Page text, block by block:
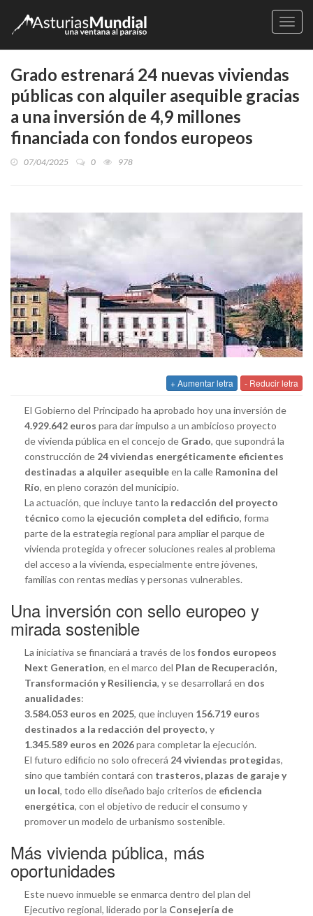
Grado estrenará 24 nuevas viviendas
públicas con alquiler asequible gracias
a una inversión de 4,9 millones
financiada con fondos europeos
07/04/2025 0 978
+ Aumentar letra - Reducir letra
El Gobierno del Principado ha aprobado hoy una inversión de
4.929.642 euros para dar impulso a un ambicioso proyecto
de vivienda pública en el concejo de Grado, que supondrá la
construcción de 24 viviendas energéticamente eficientes
destinadas a alquiler asequibleen la calle Ramonina del
Río, en pleno corazón del municipio.
La actuación, que incluye tanto la redacción del proyecto
técnico como la ejecución completa del edificio, forma
parte de la estrategia regional para ampliar el parque de
vivienda protegida y ofrecer soluciones reales al problema
del acceso a la vivienda, especialmente entre jóvenes,
familias con rentas medias y personas vulnerables.
Una inversión con sello europeo y
mirada sostenible
La iniciativa se financiará a través de los fondos europeos
Next Generation, en el marco del Plan de Recuperación,
Transformación y Resiliencia, y se desarrollará en dos
anualidades:
3.584.053 euros en 2025, que incluyen 156.719 euros
destinados a la redacción del proyecto, y
1.345.589 euros en 2026para completar la ejecución.
El futuro edificio no solo ofrecerá 24 viviendas protegidas,
sino que también contará con trasteros, plazas de garaje y
un local, todo ello diseñado bajo criterios de eficiencia
energética, con el objetivo de reducir el consumo y
promover un modelo de urbanismo sostenible.
Más vivienda pública, más
oportunidades
Este nuevo inmueble se enmarca dentro del plan del
Ejecutivo regional, liderado por la Consejería de